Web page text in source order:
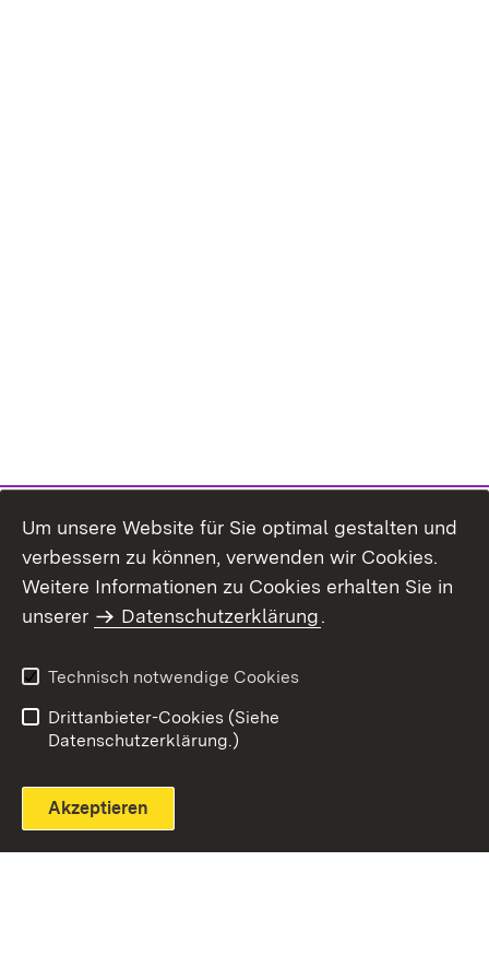
Themenübersicht
Um unsere Website für Sie optimal gestalten und
verbessern zu können, verwenden wir Cookies.
Weitere Informationen zu Cookies erhalten Sie in
unserer
Datenschutzerklärung.
Technisch notwendige Cookies
Drittanbieter-Cookies (Siehe
Datenschutzerklärung.)
Akzeptieren